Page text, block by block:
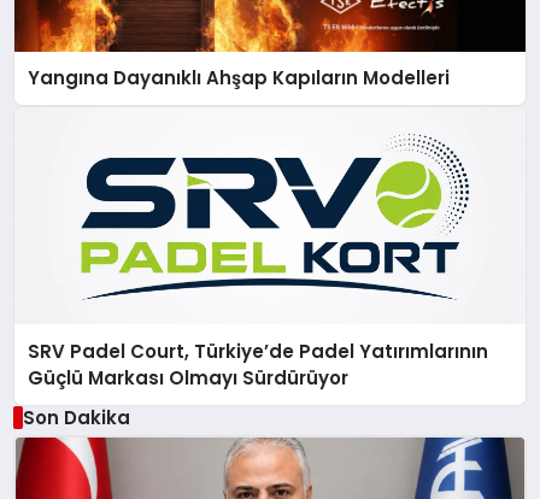
Yangına Dayanıklı Ahşap Kapıların Modelleri
SRV Padel Court, Türkiye’de Padel Yatırımlarının
Güçlü Markası Olmayı Sürdürüyor
Son Dakika